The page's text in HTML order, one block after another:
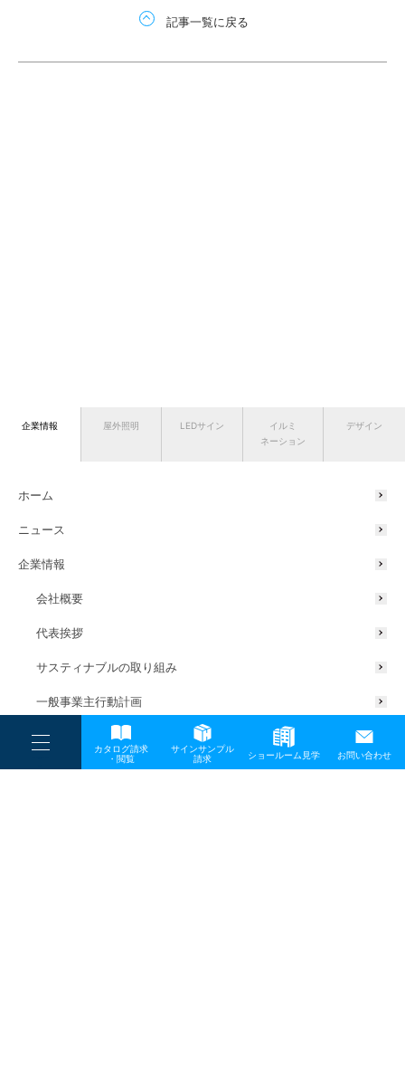
----
----
-
カタログ請求
・閲覧
サインサンプル
請求
ショールーム見学 お問い合わせ
企業情報 屋外照明 LEDサイン
イルミ
ネーション
デザイン
ホーム
ニュース
企業情報
会社概要
代表挨拶
サスティナブルの取り組み
一般事業主行動計画
記事一覧に戻る